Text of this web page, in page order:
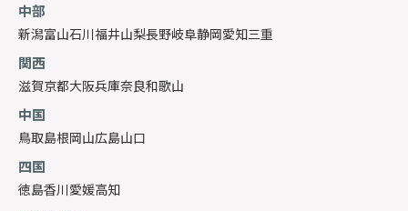
中部
新潟富山石川福井山梨長野岐阜静岡愛知三重
関西
滋賀京都大阪兵庫奈良和歌山
中国
鳥取島根岡山広島山口
四国
徳島香川愛媛高知